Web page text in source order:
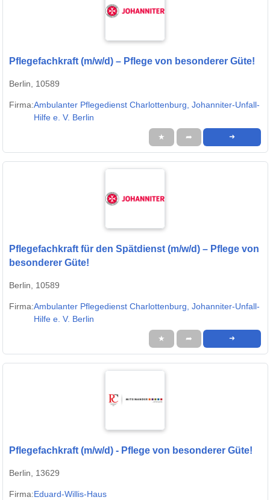
Pflegefachkraft (m/w/d) – Pflege von besonderer Güte!
Berlin, 10589
Firma:Ambulanter Pflegedienst Charlottenburg, Johanniter-Unfall-
Hilfe e. V. Berlin
★ ➦ ➜
Pflegefachkraft für den Spätdienst (m/w/d) – Pflege von
besonderer Güte!
Berlin, 10589
Firma:Ambulanter Pflegedienst Charlottenburg, Johanniter-Unfall-
Hilfe e. V. Berlin
★ ➦ ➜
Pflegefachkraft (m/w/d) - Pflege von besonderer Güte!
Berlin, 13629
Firma:Eduard-Willis-Haus